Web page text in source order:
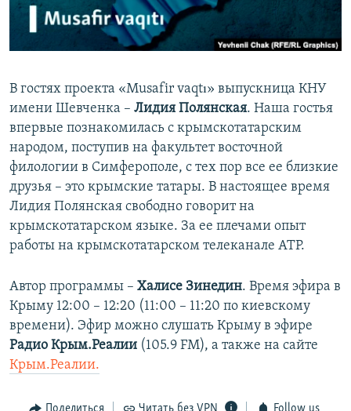
ПОБЕДИТЕЛЕЙ НЕ СУДЯТ?
КРЫМ.НЕПОКОРЕННЫЙ
УКРАИНСКАЯ ПРОБЛЕМА КРЫМА
ПРИСОЕДИНЯЙТЕСЬ!
В гостях проекта «Musafir vaqtı» выпускница КНУ
имени Шевченка – Лидия Полянская. Наша гостья
впервые познакомилась с крымскотатарским
народом, поступив на факультет восточной
филологии в Симферополе, с тех пор все ее близкие
друзья – это крымские татары. В настоящее время
Лидия Полянская свободно говорит на
крымскотатарском языке. За ее плечами опыт
работы на крымскотатарском телеканале АТР.
Автор программы – Халисе Зинедин. Время эфира в
Крыму 12:00 – 12:20 (11:00 – 11:20 по киевскому
времени). Эфир можно слушать Крыму в эфире
Радио Крым.Реалии (105.9 FM), а также на сайте
Крым.Реалии.